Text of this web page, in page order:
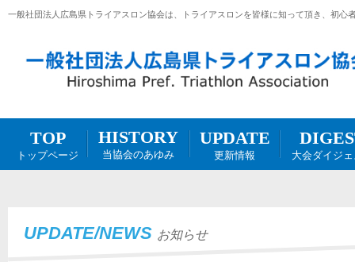
一般社団法人広島県トライアスロン協会は、トライアスロンを皆様に知って頂き、初心
TOP
トップページ
HISTORY
当協会のあゆみ
UPDATE
更新情報 大会ダイジ
UPDATE/NEWS お知らせ